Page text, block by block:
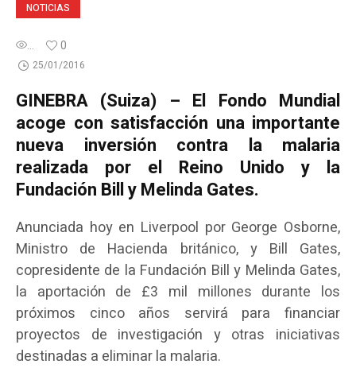
NOTICIAS
... 0
25/01/2016
GINEBRA (Suiza) – El Fondo Mundial
acoge con satisfacción una importante
nueva inversión contra la malaria
realizada por el Reino Unido y la
Fundación Bill y Melinda Gates.
Anunciada hoy en Liverpool por George Osborne,
Ministro de Hacienda británico, y Bill Gates,
copresidente de la Fundación Bill y Melinda Gates,
la aportación de £3 mil millones durante los
próximos cinco años servirá para financiar
proyectos de investigación y otras iniciativas
destinadas a eliminar la malaria.